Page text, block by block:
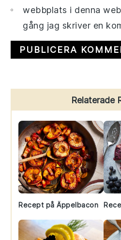
webbplats i denna
gång jag skriver en
Sidebar
Relaterade
Recept på Äppelbacon